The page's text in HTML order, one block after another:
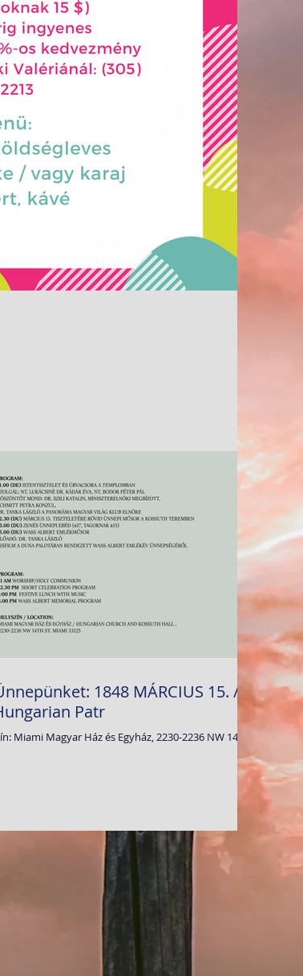
1848 MÁRCIUS 15. /
Patr
Miami Magyar Ház és Egyház, 2230-2236 NW 14th